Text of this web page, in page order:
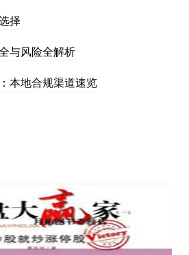
择
与风险全解析
本地合规渠道速览